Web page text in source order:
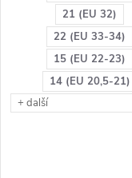
21 (EU 32)
22 (EU 33-34)
15 (EU 22-23)
14 (EU 20,5-21)
+ další